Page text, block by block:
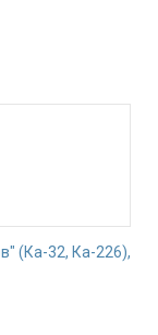
(Ка-32, Ка-226),